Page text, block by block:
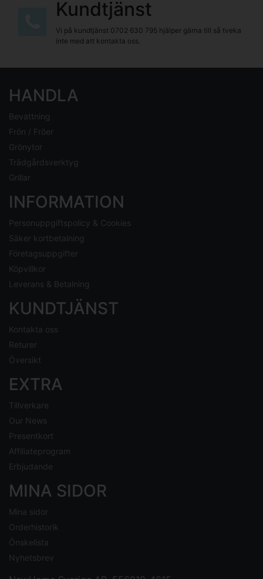
Kundtjänst
Vi på kundtjänst 0702 630 795 hjälper gärna till så tveka
inte med att kontakta oss.
HANDLA
Bevattning
Frön / Fröer
Grönytor
Trädgårdsverktyg
Grillar
INFORMATION
Personuppgiftspolicy & Cookies
Säker kortbetalning
Företagsuppgifter
Köpvillkor
Leverans & Betalning
KUNDTJÄNST
Kontakta oss
Returer
Översikt
EXTRA
Tillverkare
Our News
Presentkort
Affiliateprogram
Erbjudande
MINA SIDOR
Mina sidor
Orderhistorik
Önskelista
Nyhetsbrev